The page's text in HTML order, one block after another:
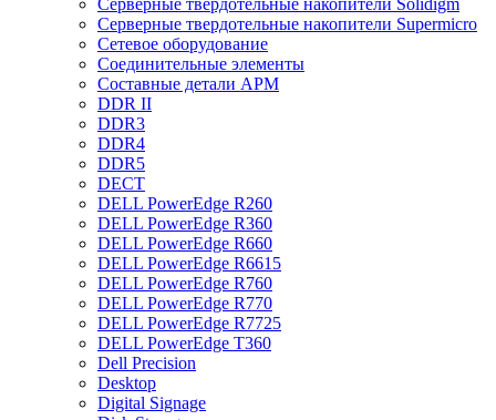
Cерверные твердотельные накопители Supermicro
Cетевое оборудование
Cоединительные элементы
Cоставные детали АРМ
DDR II
DDR3
DDR4
DDR5
DECT
DELL PowerEdge R260
DELL PowerEdge R360
DELL PowerEdge R660
DELL PowerEdge R6615
DELL PowerEdge R760
DELL PowerEdge R770
DELL PowerEdge R7725
DELL PowerEdge T360
Dell Precision
Desktop
Digital Signage